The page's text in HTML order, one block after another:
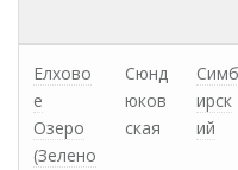
Елхово
е
Озеро
(Зелено
Сюнд
юков
ская
Симб
ирск
ий